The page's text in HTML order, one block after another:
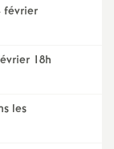
février
18h
les